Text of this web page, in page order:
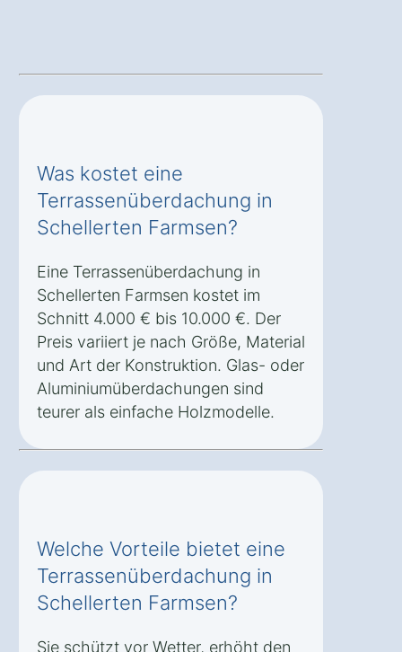
Was kostet eine
Terrassenüberdachung in
Schellerten Farmsen?
Eine Terrassenüberdachung in
Schellerten Farmsen kostet im
Schnitt 4.000 € bis 10.000 €. Der
Preis variiert je nach Größe, Material
und Art der Konstruktion. Glas- oder
Aluminiumüberdachungen sind
teurer als einfache Holzmodelle.
Welche Vorteile bietet eine
Terrassenüberdachung in
Schellerten Farmsen?
Sie schützt vor Wetter, erhöht den